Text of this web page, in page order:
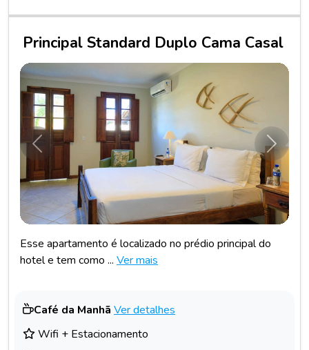
Principal Standard Duplo Cama Casal
Anterior
Esse apartamento é localizado no prédio principal do
hotel e tem como ... Ver mais
Café da Manhã Ver detalhes
Wifi + Estacionamento